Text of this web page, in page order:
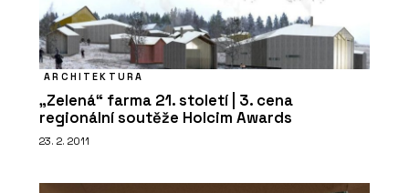
ARCHITEKTURA
„Zelená“ farma 21. století | 3. cena
regionální soutěže Holcim Awards
23. 2. 2011